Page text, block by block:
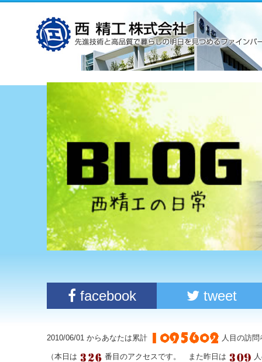
facebook tweet
2010/06/01 からあなたは累計 人目の訪
（本日は 番目のアクセスです。 また昨日は